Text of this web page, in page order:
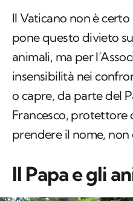
Il Vaticano non è
pone questo divieto
animali, ma per
insensibilità nei
o capre, da parte del
Francesco, protettore
prendere il nome,
Il Papa e gli